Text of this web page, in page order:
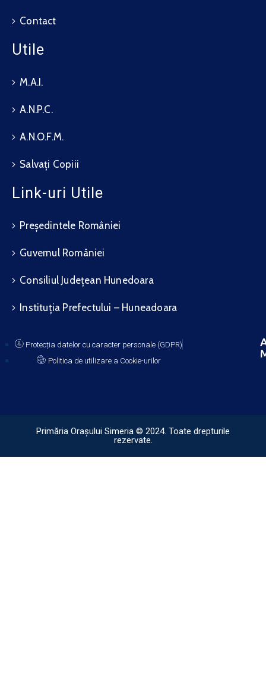
Contact
Utile
M.A.I.
A.N.P.C.
A.N.O.F.M.
Salvați Copiii
Link-uri Utile
Președintele României
Guvernul României
Consiliul Județean Hunedoara
Instituția Prefectului – Huneadoara
Protecția datelor cu caracter personale (GDPR)
Politica de utilizare a Cookie-urilor
Primăria Orașului Simeria © 2024. Toate drepturile
rezervate.